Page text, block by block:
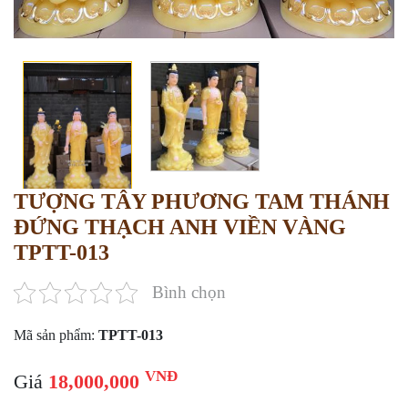
TƯỢNG TÂY PHƯƠNG TAM THÁNH
ĐỨNG THẠCH ANH VIỀN VÀNG
TPTT-013
Bình chọn
Mã sản phẩm: TPTT-013
Giá 18,000,000 VNĐ